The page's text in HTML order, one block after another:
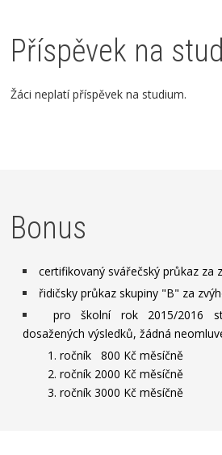
Příspěvek na
Žáci neplatí příspěvek na studium.
Bonus
certifikovaný svářečský průkaz za
řidičsky průkaz skupiny "B" za
pro školní rok 2015/2016
dosažených výsledků, žádná
1. ročník 800 Kč měsíčně
2. ročník 2000 Kč měsíčně
3. ročník 3000 Kč měsíčně